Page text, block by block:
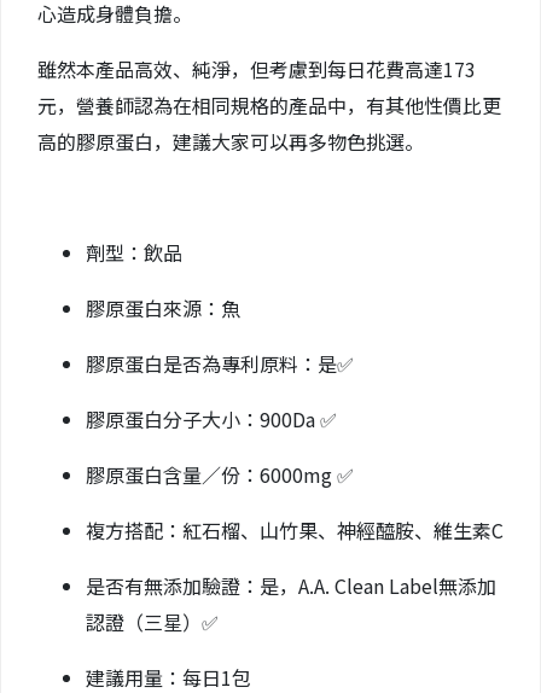
心造成身體負擔。
雖然本產品高效、純淨，但考慮到每日花費高達173
元，營養師認為在相同規格的產品中，有其他性價比更
高的膠原蛋白，建議大家可以再多物色挑選。
劑型：飲品
膠原蛋白來源：魚
膠原蛋白是否為專利原料：是✅
膠原蛋白分子大小：900Da ✅
膠原蛋白含量／份：6000mg ✅
複方搭配：紅石榴、山竹果、神經醯胺、維生素C
是否有無添加驗證：是，A.A. Clean Label無添加
認證（三星）✅
建議用量：每日1包